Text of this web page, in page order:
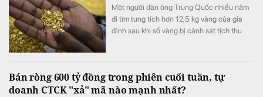
Một người đàn ông Trung Quốc nhiều năm
đi tìm tung tích hơn 12,5 kg vàng của gia
đình sau khi số vàng bị cảnh sát tịch thu
Bán ròng 600 tỷ đồng trong phiên cuối tuần, tự
doanh CTCK "xả" mã nào mạnh nhất?